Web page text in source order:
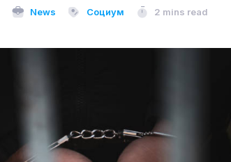
News Социум 2 mins read